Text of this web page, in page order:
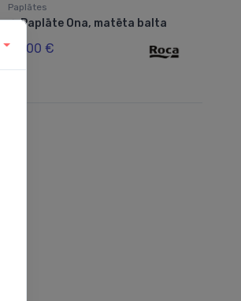
Paplātes
⬤Paplāte Ona, matēta balta
23.00 €